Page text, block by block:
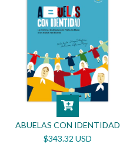
ABUELAS CON IDENTIDAD
$343.32 USD